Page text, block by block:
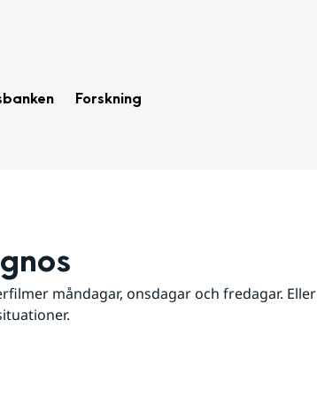
Forskning
måndagar, onsdagar och fredagar.